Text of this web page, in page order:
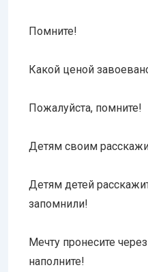
Помните!
Какой ценой
Пожалуйста, помните!
Детям своим
Детям детей
запомнили!
Мечту пронесите
наполните!